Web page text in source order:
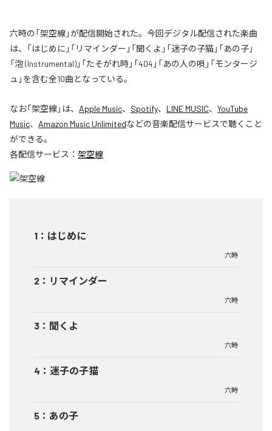
六時の「架空線」が配信開始された。今回デジタル配信された楽曲
は、「はじめに」「リマインダー」「聞くよ」「迷子の子猫」「あの子」
「泡 (Instrumental)」「たそがれ時」「404」「あの人の唄」「モンタージ
ュ」を含む全10曲となっている。
なお「架空線」は、 Apple Music、 Spotify、 LINE MUSIC、 YouTube
Music、 Amazon Music Unlimitedなどの音楽配信サービスで聴くこと
ができる。
各配信サービス： 架空線
1 ： はじめに
六時
2 ： リマインダー
六時
3 ： 聞くよ
六時
4 ： 迷子の子猫
六時
5 ： あの子